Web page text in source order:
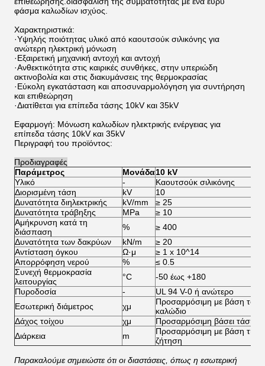
φάσμα καλωδίων ισχύος.
Χαρακτηριστικά:
·Υψηλής ποιότητας υλικό από καουτσούκ σιλικόνης για
ανώτερη ηλεκτρική μόνωση
·Εξαιρετική μηχανική αντοχή και αντοχή
·Ανθεκτικότητα στις καιρικές συνθήκες, στην υπεριώδη
ακτινοβολία και στις διακυμάνσεις της θερμοκρασίας
·Εύκολη εγκατάσταση και αποσυναρμολόγηση για συντήρηση
και επιθεώρηση
·Διατίθεται για επίπεδα τάσης 10kV και 35kV
Εφαρμογή: Μόνωση καλωδίων ηλεκτρικής ενέργειας για
επίπεδα τάσης 10kV και 35kV
Περιγραφή του προϊόντος:
Προδιαγραφές
Παράμετρος
Μονάδα10 kV
Υλικό
-
Καουτσούκ σιλικόνης
Διορισμένη τάση
kV
10
Δυνατότητα διηλεκτρικής
kV/mm
≥ 25
Δυνατότητα τράβηξης
MPa
≥ 10
Αμήκρυνση κατά τη
διάσπαση
%
≥ 400
Δυνατότητα των δακρύων
kN/m
≥ 20
Αντίσταση όγκου
Ω·μ
≥ 1 x 10^14
Απορρόφηση νερού
%
≤ 0.5
Συνεχή θερμοκρασία
λειτουργίας
°C
-50 έως +180
Πυροδοσία
-
UL 94 V-0 ή ανώτερο
Εσωτερική διάμετρος
χμ
Προσαρμόσιμη με βάση το
καλώδιο
Δάχος τοίχου
χμ
Προσαρμόσιμη βάσει τάσης
Διάρκεια
m
Προσαρμόσιμη με βάση τη
ζήτηση
Παρακαλούμε σημειώστε ότι οι διαστάσεις, όπως η εσωτερική